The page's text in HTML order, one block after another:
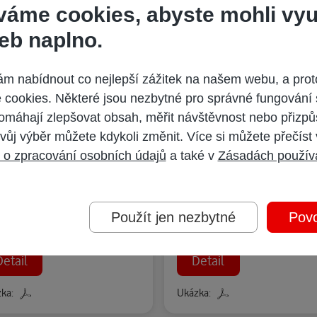
Kč 174 Kč/ 279 bodů
Detail
Ukázka:
cookies, abyste mohli
naplno.
nabídnout co nejlepší zážitek na našem webu, a
cookies. Některé jsou nezbytné pro správné fungování
zlepšovat obsah, měřit návštěvnost nebo
výběr můžete kdykoli změnit. Více si můžete přečíst
o zpracování osobních údajů a také v Zásadách
Použít jen nezbytné